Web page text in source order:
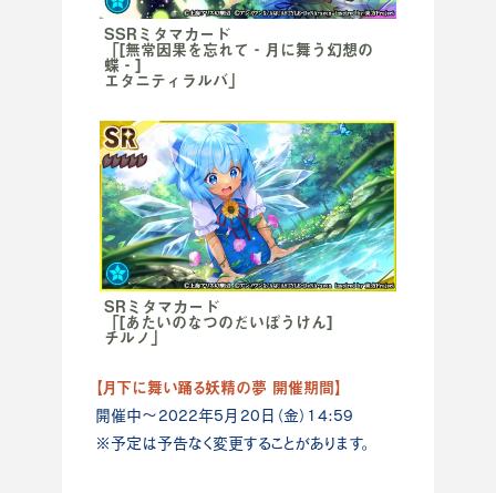
SSRミタマカード
「[無常因果を忘れて‐月に舞う幻想の
蝶‐]
エタニティラルバ」
SRミタマカード
「[あたいのなつのだいぼうけん]
チルノ」
【月下に舞い踊る妖精の夢 開催期間】
開催中～2022年5月20日（金）14:59
※予定は予告なく変更することがあります。